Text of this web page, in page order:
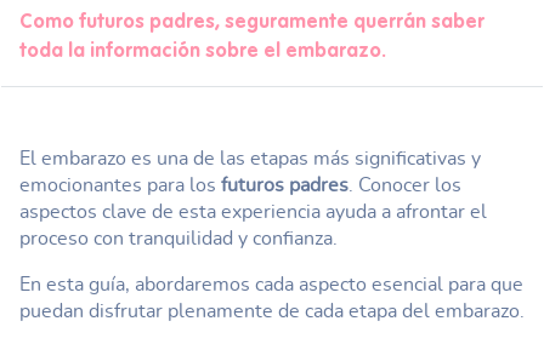
Como futuros padres, seguramente querrán saber
toda la información sobre el embarazo.
El embarazo es una de las etapas más significativas y
emocionantes para los futuros padres . Conocer los
aspectos clave de esta experiencia ayuda a afrontar el
proceso con tranquilidad y confianza.
En esta guía, abordaremos cada aspecto esencial para que
puedan disfrutar plenamente de cada etapa del embarazo.